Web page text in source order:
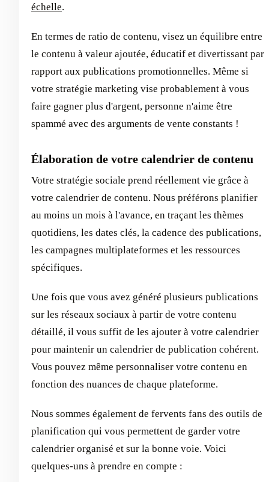
échelle.
En termes de ratio de contenu, visez un équilibre entre
le contenu à valeur ajoutée, éducatif et divertissant par
rapport aux publications promotionnelles. Même si
votre stratégie marketing vise probablement à vous
faire gagner plus d'argent, personne n'aime être
spammé avec des arguments de vente constants !
Élaboration de votre calendrier de contenu
Votre stratégie sociale prend réellement vie grâce à
votre calendrier de contenu. Nous préférons planifier
au moins un mois à l'avance, en traçant les thèmes
quotidiens, les dates clés, la cadence des publications,
les campagnes multiplateformes et les ressources
spécifiques.
Une fois que vous avez généré plusieurs publications
sur les réseaux sociaux à partir de votre contenu
détaillé, il vous suffit de les ajouter à votre calendrier
pour maintenir un calendrier de publication cohérent.
Vous pouvez même personnaliser votre contenu en
fonction des nuances de chaque plateforme.
Nous sommes également de fervents fans des outils de
planification qui vous permettent de garder votre
calendrier organisé et sur la bonne voie. Voici
quelques-uns à prendre en compte :